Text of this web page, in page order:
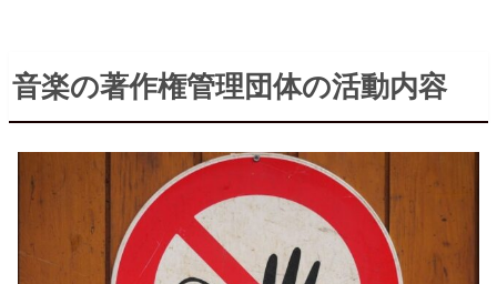
音楽の著作権管理団体の活動内容